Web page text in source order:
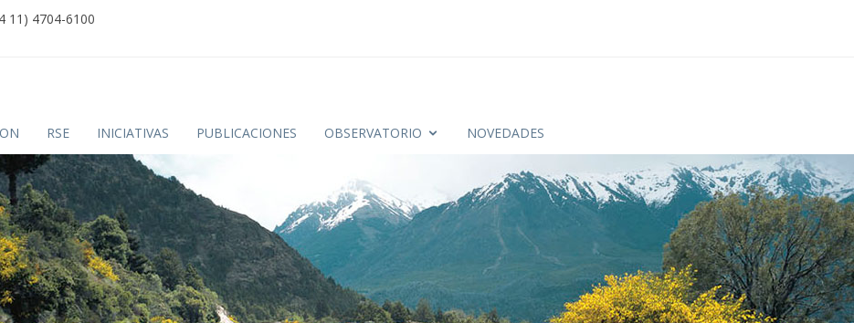
11) 4704-6100
RSE INICIATIVAS PUBLICACIONES OBSERVATORIO NOVEDADES